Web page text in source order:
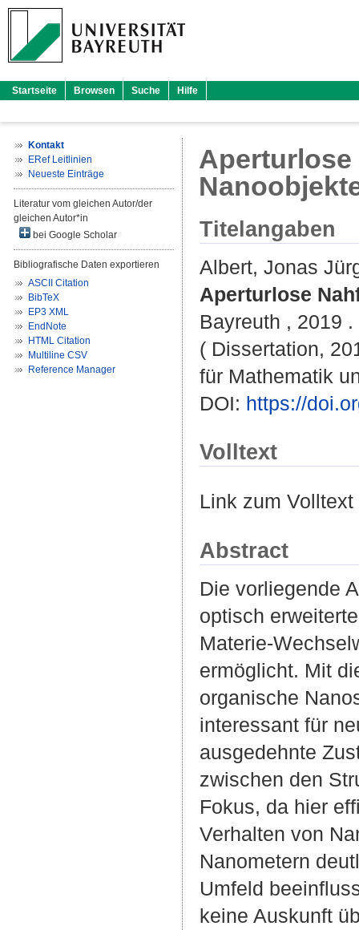
Startseite Browsen Suche Hilfe
Kontakt
ERef Leitlinien
Neueste Einträge
Literatur vom gleichen Autor/der
gleichen Autor*in
bei Google Scholar
Bibliografische Daten exportieren
ASCII Citation
BibTeX
EP3 XML
EndNote
HTML Citation
Multiline CSV
Reference Manager
Titelangaben
Albert, Jonas
Aperturlose
Bayreuth , 2019
( Dissertation,
für Mathematik
DOI: https://
Volltext
Link zum
Abstract
Die vorliegende
optisch
Materie-
ermöglicht. Mit
organische
interessant für
ausgedehnte
zwischen den
Fokus, da hier
Verhalten von
Nanometern
Umfeld
keine Auskunft